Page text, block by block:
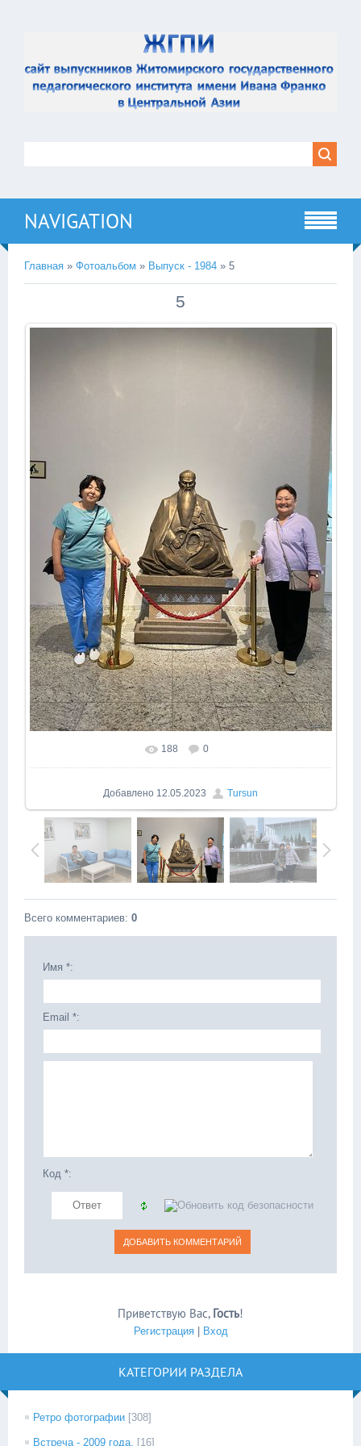
NAVIGATION
Главная » Фотоальбом » Выпуск - 1984 » 5
5
188 0
Добавлено 12.05.2023 Tursun
Всего комментариев: 0
Имя *:
Email *:
Код *:
Приветствую Вас, Гость!
Регистрация| Вход
КАТЕГОРИИ РАЗДЕЛА
Ретро фотографии [308]
Встреча - 2009 года. [16]